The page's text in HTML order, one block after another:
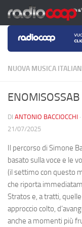
Salta al contenuto
NUOVA MUSICA
DI ANTONIO BACCIOCCHI
21/07/2025
Il percorso di Simone
basato sulla voce e le
(il settimo con questo
che riporta
Stratos e, a tratti,
approccio colto,
anche a momenti più